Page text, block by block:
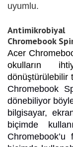
uyumlu.
Chromebook
Acer
okulların
dönüştürülebilir
Chromebook
dönebiliyor
bilgisayar,
biçimde